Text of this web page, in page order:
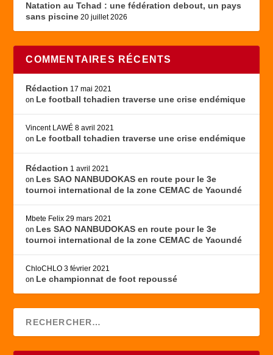
Natation au Tchad : une fédération debout, un pays
sans piscine 20 juillet 2026
COMMENTAIRES RÉCENTS
Rédaction 17 mai 2021
on Le football tchadien traverse une crise endémique
Vincent LAWÉ 8 avril 2021
on Le football tchadien traverse une crise endémique
Rédaction 1 avril 2021
on Les SAO NANBUDOKAS en route pour le 3e
tournoi international de la zone CEMAC de Yaoundé
Mbete Felix 29 mars 2021
on Les SAO NANBUDOKAS en route pour le 3e
tournoi international de la zone CEMAC de Yaoundé
ChloCHLO 3 février 2021
on Le championnat de foot repoussé